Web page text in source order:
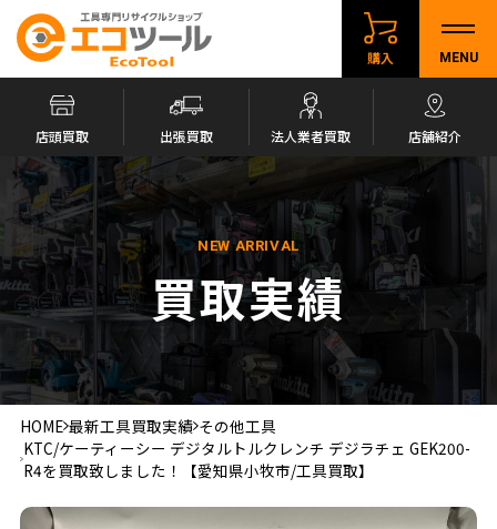
購入 MENU
店頭買取 出張買取 法人業者買取 店舗紹介
NEW ARRIVAL
買取実績
HOME 最新工具買取実績 その他工具
KTC/ケーティーシー デジタルトルクレンチ デジラチェ GEK200-
R4を買取致しました！【愛知県小牧市/工具買取】